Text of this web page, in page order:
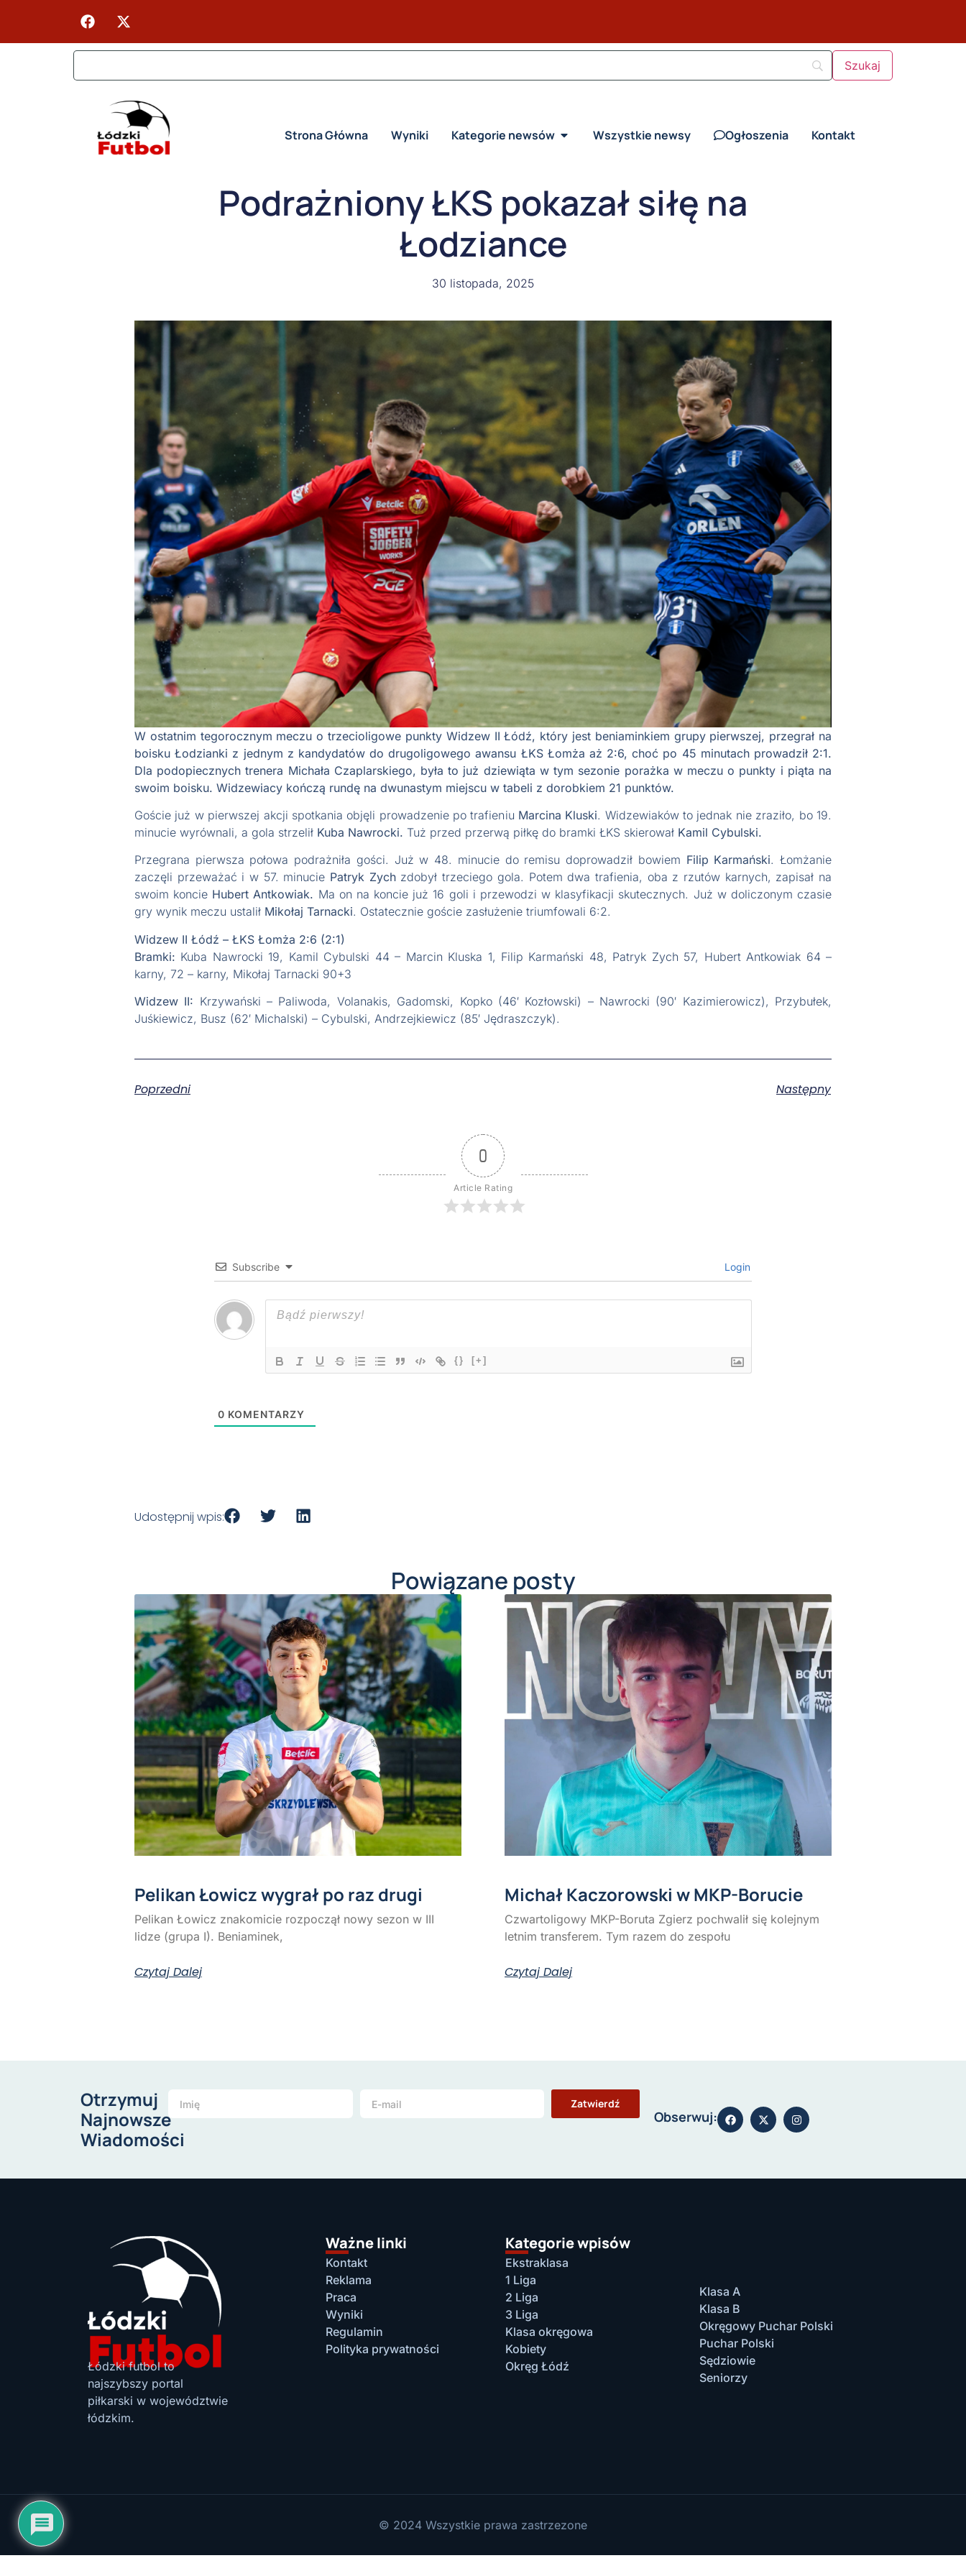
Strona Główna Wyniki Kategorie newsów Wszystkie newsy Ogłoszenia Kontakt
Podrażniony ŁKS pokazał siłę na
Łodziance
30 listopada, 2025
W ostatnim tegorocznym meczu o trzecioligowe punkty Widzew II Łódź, który jest beniaminkiem grupy pierwszej, przegrał na
boisku Łodzianki z jednym z kandydatów do drugoligowego awansu ŁKS Łomża aż 2:6, choć po 45 minutach prowadził 2:1.
Dla podopiecznych trenera Michała Czaplarskiego, była to już dziewiąta w tym sezonie porażka w meczu o punkty i piąta na
swoim boisku. Widzewiacy kończą rundę na dwunastym miejscu w tabeli z dorobkiem 21 punktów.
Goście już w pierwszej akcji spotkania objęli prowadzenie po trafieniu Marcina Kluski. Widzewiaków to jednak nie zraziło, bo 19.
minucie wyrównali, a gola strzelił Kuba Nawrocki. Tuż przed przerwą piłkę do bramki ŁKS skierował Kamil Cybulski.
Przegrana pierwsza połowa podrażniła gości. Już w 48. minucie do remisu doprowadził bowiem Filip Karmański. Łomżanie
zaczęli przeważać i w 57. minucie Patryk Zychzdobył trzeciego gola. Potem dwa trafienia, oba z rzutów karnych, zapisał na
swoim koncie Hubert Antkowiak. Ma on na koncie już 16 goli i przewodzi w klasyfikacji skutecznych. Już w doliczonym czasie
gry wynik meczu ustalił Mikołaj Tarnacki. Ostatecznie goście zasłużenie triumfowali 6:2.
Widzew II Łódź – ŁKS Łomża 2:6 (2:1)
Bramki: Kuba Nawrocki 19, Kamil Cybulski 44 – Marcin Kluska 1, Filip Karmański 48, Patryk Zych 57, Hubert Antkowiak 64 –
karny, 72 – karny, Mikołaj Tarnacki 90+3
Widzew II: Krzywański – Paliwoda, Volanakis, Gadomski, Kopko (46′ Kozłowski) – Nawrocki (90′ Kazimierowicz), Przybułek,
Juśkiewicz, Busz (62′ Michalski) – Cybulski, Andrzejkiewicz (85′ Jędraszczyk).
Poprzedni Następny
0
Article Rating
Subscribe Login
{} [+]
0 KOMENTARZY
Udostępnij wpis:
Powiązane posty
Pelikan Łowicz wygrał po raz drugi
Pelikan Łowicz znakomicie rozpoczął nowy sezon w III
lidze (grupa I). Beniaminek,
Czytaj Dalej
Michał Kaczorowski w MKP-Borucie
Czwartoligowy MKP-Boruta Zgierz pochwalił się kolejnym
letnim transferem. Tym razem do zespołu
Czytaj Dalej
Otrzymuj
Najnowsze
Wiadomości
Zatwierdź
Obserwuj:
Łódzki futbol to
najszybszy portal
piłkarski w województwie
łódzkim.
Ważne linki
Kontakt
Reklama
Praca
Wyniki
Regulamin
Polityka prywatności
Kategorie wpisów
Ekstraklasa
1 Liga
2 Liga
3 Liga
Klasa okręgowa
Kobiety
Okręg Łódź
Klasa A
Klasa B
Okręgowy Puchar Polski
Puchar Polski
Sędziowie
Seniorzy
© 2024 Wszystkie prawa zastrzezone